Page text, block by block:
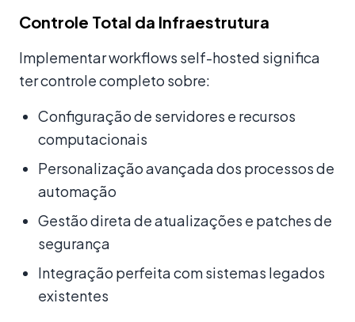
Controle Total da Infraestrutura
Implementar workflows self-hosted significa
ter controle completo sobre:
Configuração de servidores e recursos
computacionais
Personalização avançada dos processos de
automação
Gestão direta de atualizações e patches de
segurança
Integração perfeita com sistemas legados
existentes